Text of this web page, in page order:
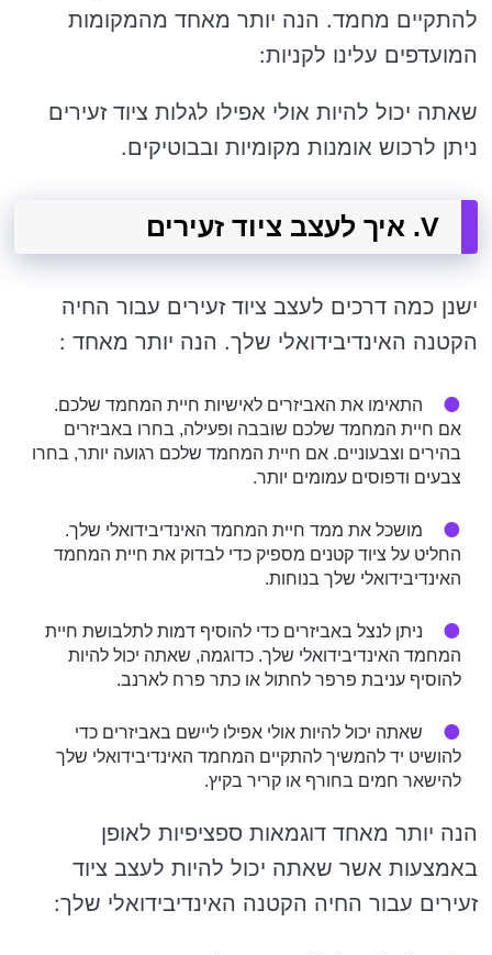
להתקיים מחמד. הנה יותר מאחד מהמקומות
המועדפים עלינו לקניות:
שאתה יכול להיות אולי אפילו לגלות ציוד זעירים
ניתן לרכוש אומנות מקומיות ובבוטיקים.
V. איך לעצב ציוד זעירים
ישנן כמה דרכים לעצב ציוד זעירים עבור החיה
הקטנה האינדיבידואלי שלך. הנה יותר מאחד :
התאימו את האביזרים לאישיות חיית המחמד שלכם.
אם חיית המחמד שלכם שובבה ופעילה, בחרו באביזרים
בהירים וצבעוניים. אם חיית המחמד שלכם רגועה יותר, בחרו
צבעים ודפוסים עמומים יותר.
מושכל את ממד חיית המחמד האינדיבידואלי שלך.
החליט על ציוד קטנים מספיק כדי לבדוק את חיית המחמד
האינדיבידואלי שלך בנוחות.
ניתן לנצל באביזרים כדי להוסיף דמות לתלבושת חיית
המחמד האינדיבידואלי שלך. כדוגמה, שאתה יכול להיות
להוסיף עניבת פרפר לחתול או כתר פרח לארנב.
שאתה יכול להיות אולי אפילו ליישם באביזרים כדי
להושיט יד להמשיך להתקיים המחמד האינדיבידואלי שלך
להישאר חמים בחורף או קריר בקיץ.
הנה יותר מאחד דוגמאות ספציפיות לאופן
באמצעות אשר שאתה יכול להיות לעצב ציוד
זעירים עבור החיה הקטנה האינדיבידואלי שלך: